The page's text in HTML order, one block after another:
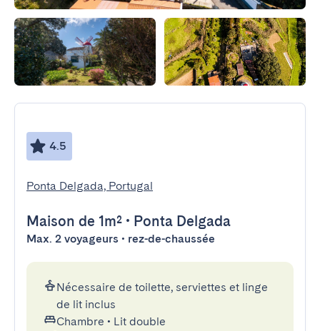
4.5
Ponta Delgada, Portugal
Maison de 1m² • Ponta Delgada
Max. 2 voyageurs • rez-de-chaussée
Nécessaire de toilette, serviettes et linge
de lit inclus
Chambre • Lit double